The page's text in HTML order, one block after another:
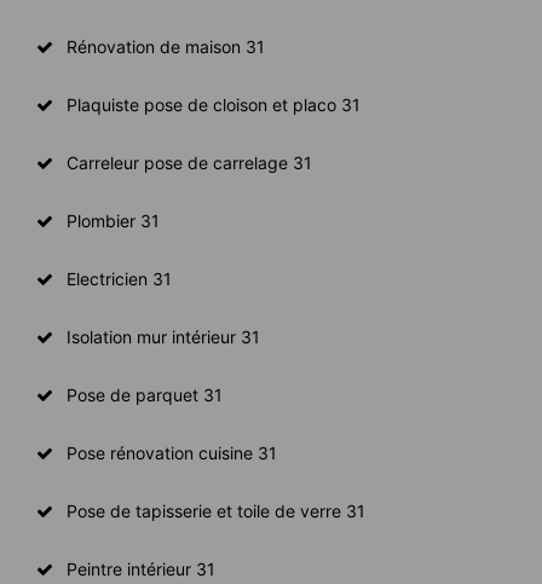
Rénovation de maison 31
Plaquiste pose de cloison et placo 31
Carreleur pose de carrelage 31
Plombier 31
Electricien 31
Isolation mur intérieur 31
Pose de parquet 31
Pose rénovation cuisine 31
Pose de tapisserie et toile de verre 31
Peintre intérieur 31